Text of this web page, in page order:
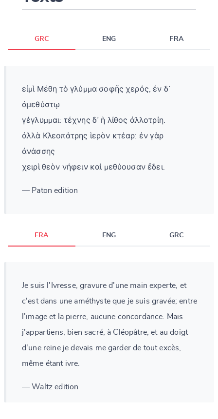
GRC ENG FRA
εἰμὶ Μέθη τὸ γλύμμα σοφῆς χερός, ἐν δ᾽
ἀμεθύστῳ
γέγλυμμαι: τέχνης δ᾽ ἡ λίθος ἀλλοτρίη.
ἀλλὰ Κλεοπάτρης ἱερὸν κτέαρ: ἐν γὰρ
ἀνάσσης
χειρὶ θεὸν νήφειν καὶ μεθύουσαν ἔδει.
— Paton edition
FRA ENG GRC
Je suis l'Ivresse, gravure d'une main experte, et
c'est dans une améthyste que je suis gravée; entre
l'image et la pierre, aucune concordance. Mais
j'appartiens, bien sacré, à Cléopâtre, et au doigt
d'une reine je devais me garder de tout excès,
même étant ivre.
— Waltz edition